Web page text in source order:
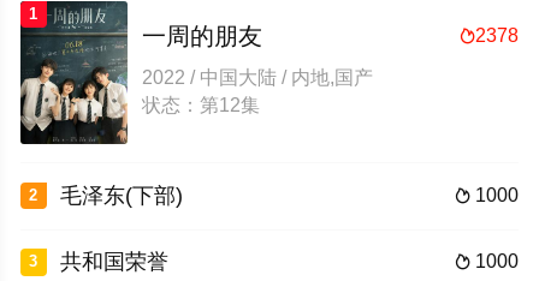
1
2378
一周的朋友
2022 / 中国大陆 / 内地,国产
状态：第12集
2  1000
毛泽东(下部)
3  1000
共和国荣誉